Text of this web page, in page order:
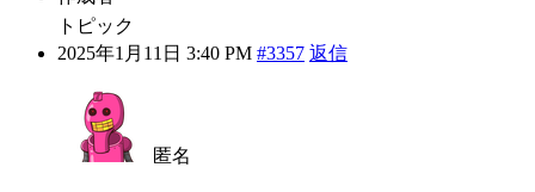
トピック
2025年1月11日 3:40 PM #3357 返信
匿名